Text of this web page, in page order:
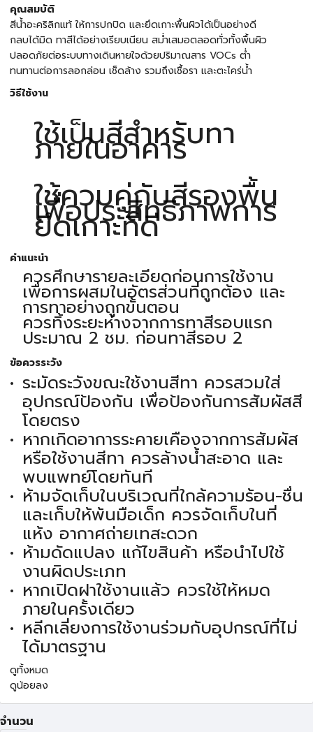
คุณสมบัติ
สีน้ำอะคริลิกแท้ ให้การปกปิด และยึดเกาะพื้นผิวได้เป็นอย่างดี
กลบได้มิด ทาสีได้อย่างเรียบเนียน สม่ำเสมอตลอดทั่วทั้งพื้นผิว
ปลอดภัยต่อระบบทางเดินหายใจด้วยปริมาณสาร VOCs ต่ำ
ทนทานต่อการลอกล่อน เช็ดล้าง รวมถึงเชื้อรา และตะไคร่น้ำ
วิธีใช้งาน
ใช้เป็นสีสำหรับทา
ภายในอาคาร
ใช้ควบคู่กับสีรองพื้น
เพื่อประสิทธิภาพการ
ยึดเกาะที่ดี
คำแนะนำ
ควรศึกษารายละเอียดก่อนการใช้งาน
เพื่อการผสมในอัตรส่วนที่ถูกต้อง และ
การทาอย่างถูกขั้นตอน
ควรทิ้งระยะห่างจากการทาสีรอบแรก
ประมาณ 2 ชม. ก่อนทาสีรอบ 2
ข้อควรระวัง
ระมัดระวังขณะใช้งานสีทา ควรสวมใส่
อุปกรณ์ป้องกัน เพื่อป้องกันการสัมผัสสี
โดยตรง
หากเกิดอาการระคายเคืองจากการสัมผัส
หรือใช้งานสีทา ควรล้างน้ำสะอาด และ
พบแพทย์โดยทันที
ห้ามจัดเก็บในบริเวณที่ใกล้ความร้อน-ชื่น
และเก็บให้พ้นมือเด็ก ควรจัดเก็บในที่
แห้ง อากาศถ่ายเทสะดวก
ห้ามดัดแปลง แก้ไขสินค้า หรือนำไปใช้
งานผิดประเภท
หากเปิดฝาใช้งานแล้ว ควรใช้ให้หมด
ภายในครั้งเดียว
หลีกเลี่ยงการใช้งานร่วมกับอุปกรณ์ที่ไม่
ได้มาตรฐาน
ดูทั้งหมด
ดูน้อยลง
จำนวน